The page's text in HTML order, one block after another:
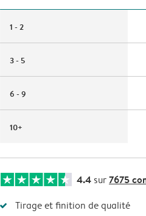
1 - 2
3 - 5
6 - 9
10+
4.4 sur7675
Tirage et finition de qualité